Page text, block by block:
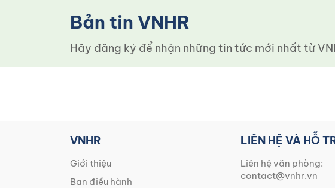
Bản tin VNHR
Hãy đăng ký để nhận những tin tức mới nhất từ
VNHR
Giới thiệu
Ban điều hành
LIÊN HỆ VÀ HỖ
Liên hệ văn phòng:
contact@vnhr.vn